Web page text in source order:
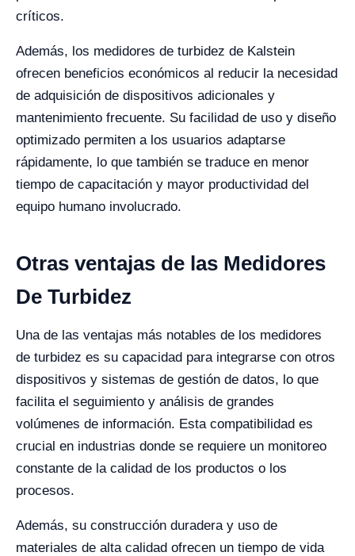
críticos.
Además, los medidores de turbidez de Kalstein
ofrecen beneficios económicos al reducir la necesidad
de adquisición de dispositivos adicionales y
mantenimiento frecuente. Su facilidad de uso y diseño
optimizado permiten a los usuarios adaptarse
rápidamente, lo que también se traduce en menor
tiempo de capacitación y mayor productividad del
equipo humano involucrado.
Otras ventajas de las Medidores
De Turbidez
Una de las ventajas más notables de los medidores
de turbidez es su capacidad para integrarse con otros
dispositivos y sistemas de gestión de datos, lo que
facilita el seguimiento y análisis de grandes
volúmenes de información. Esta compatibilidad es
crucial en industrias donde se requiere un monitoreo
constante de la calidad de los productos o los
procesos.
Además, su construcción duradera y uso de
materiales de alta calidad ofrecen un tiempo de vida